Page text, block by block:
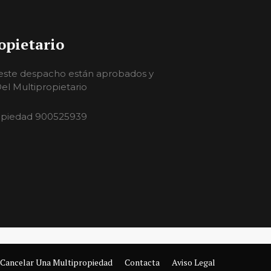
despacho están aprobados y
Multipropietario
900525939
Una Multipropiedad Contacta Aviso Legal